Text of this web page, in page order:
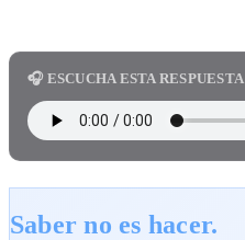
🎧 ESCUCHA ESTA RESPUESTA
Saber no es hacer.